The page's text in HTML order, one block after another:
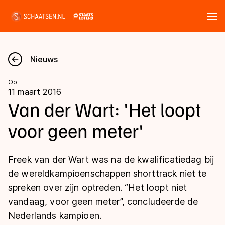
Nieuws
Kalender
Disciplines
Langebaan
Shorttrack
Inlineskaten
Uitslagen
Langebaan
Shorttrack
Marathon
Tijden & historie
Ranglijsten Langebaan
Nieuws
Op
11 maart 2016
Van der Wart: 'Het loopt
voor geen meter'
Freek van der Wart was na de kwalificatiedag bij
de wereldkampioenschappen shorttrack niet te
spreken over zijn optreden. “Het loopt niet
vandaag, voor geen meter”, concludeerde de
Nederlands kampioen.